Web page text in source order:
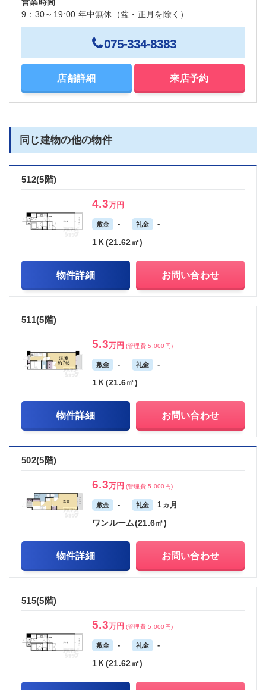
9：30～19:00 年中無休（盆・正月を除く）
075-334-8383
店舗詳細 来店予約
同じ建物の他の物件
512(5階)
4.3万円 -
敷金 - 礼金 -
1Ｋ(21.62㎡)
物件詳細 お問い合わせ
511(5階)
5.3万円 (管理費 5,000円)
敷金 - 礼金 -
1Ｋ(21.6㎡)
物件詳細 お問い合わせ
502(5階)
6.3万円 (管理費 5,000円)
敷金 - 礼金 1ヵ月
ワンルーム(21.6㎡)
物件詳細 お問い合わせ
515(5階)
5.3万円 (管理費 5,000円)
敷金 - 礼金 -
1Ｋ(21.62㎡)